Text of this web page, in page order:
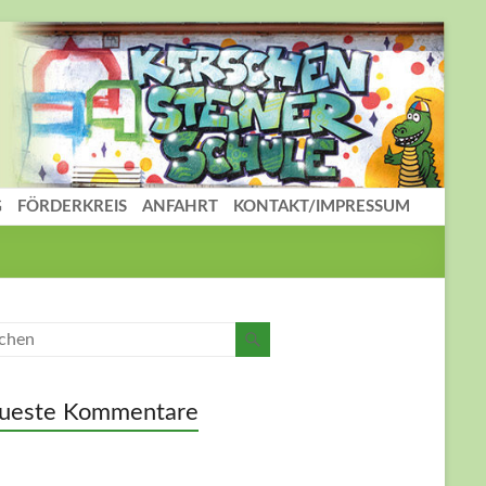
FÖRDERKREIS ANFAHRT KONTAKT/IMPRESSUM
Kommentare